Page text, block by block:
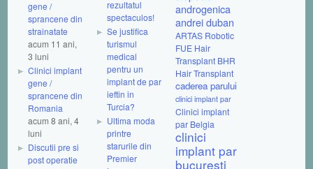
gene /
sprancene din
strainatate
acum 11 ani,
3 luni
Clinici implant
gene /
sprancene din
Romania
acum 8 ani, 4
luni
Discutii pre si
post operatie
rezultatul
spectaculos!
Se justifica
turismul
medical
pentru un
implant de par
ieftin in
Turcia?
Ultima moda
printre
starurile din
Premier
androgenica
andrei duban
ARTAS Robotic
FUE Hair
Transplant BHR
Hair Transplant
caderea parului
clinici implant par
Clinici implant
par Belgia
clinici
implant par
bucuresti